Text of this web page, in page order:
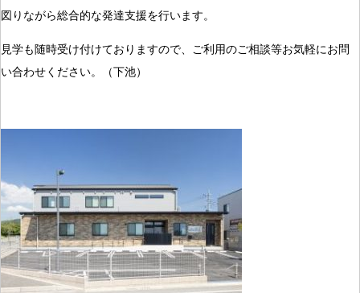
図りながら総合的な発達支援を行います。
見学も随時受け付けておりますので、ご利用のご相談等お気軽にお問
い合わせください。（下池）